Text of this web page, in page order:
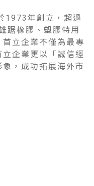
1973年創立，超過
踞橡膠、塑膠特用
立企業不僅為最專
企業更以「誠信經
，成功拓展海外市